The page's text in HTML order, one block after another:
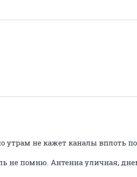
не кажет каналы вплоть по
не помню. Антенна уличная,